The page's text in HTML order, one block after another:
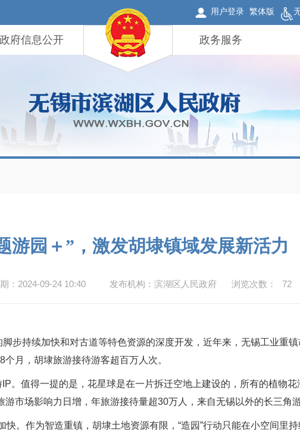
用户登录 繁体版
政府信息公开 政务服务
游园＋”，激发胡埭镇域发展新活力
：2024-09-24 10:40 发布机构：滨湖区人民政府 浏览次数： 72
持续加快和对古道等特色资源的深度开发，近年来，无锡工业重镇
月，胡埭旅游接待游客超百万人次。
值得一提的是，花星球是在一片拆迁空地上建设的，所有的植物花
市场影响力日增，年旅游接待量超30万人，来自无锡以外的长三角
作为智造重镇，胡埭土地资源有限，“造园”行动只能在小空间里